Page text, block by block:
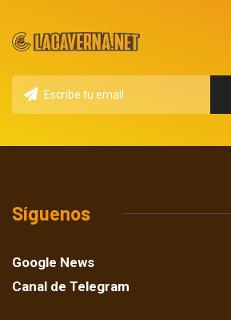
Síguenos
Google News
Canal de Telegram